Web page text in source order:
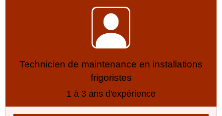
Technicien de maintenance en installations
frigoristes
1 à 3 ans d'expérience